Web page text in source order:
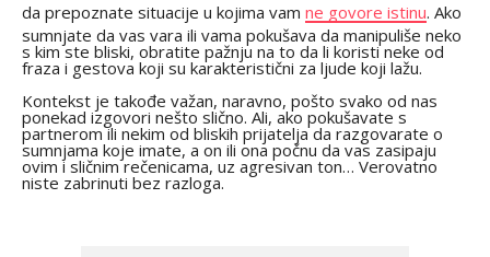
da prepoznate situacije u kojima vam ne govore istinu. Ako
sumnjate da vas vara ili vama pokušava da manipuliše neko
s kim ste bliski, obratite pažnju na to da li koristi neke od
fraza i gestova koji su karakteristični za ljude koji lažu.
Kontekst je takođe važan, naravno, pošto svako od nas
ponekad izgovori nešto slično. Ali, ako pokušavate s
partnerom ili nekim od bliskih prijatelja da razgovarate o
sumnjama koje imate, a on ili ona počnu da vas zasipaju
ovim i sličnim rečenicama, uz agresivan ton… Verovatno
niste zabrinuti bez razloga.